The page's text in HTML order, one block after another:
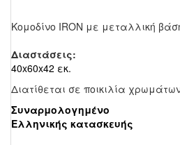
Κομοδίνο IRON με μεταλλική
Διαστάσεις:
40x60x42 εκ.
Διατίθεται σε ποικιλία
Συναρμολογημένο
Ελληνικής κατασκευής